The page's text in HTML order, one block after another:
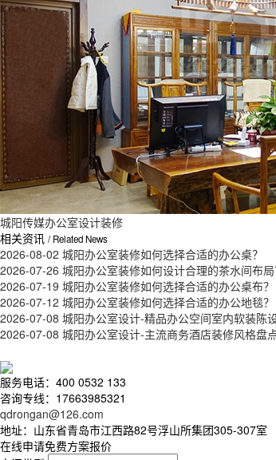
城阳传媒办公室设计装修
相关资讯 / Related News
2026-08-02 城阳办公室装修如何选择合适的办公桌？
2026-07-26 城阳办公室装修如何设计合理的茶水间布局
2026-07-19 城阳办公室装修如何选择合适的办公桌布？
2026-07-12 城阳办公室装修如何选择合适的办公地毯？
2026-07-08 城阳办公室设计-精品办公空间室内软装陈
2026-07-08 城阳办公室设计-主流商务酒店装修风格盘
服务电话：400 0532 133
咨询专线：17663985321
qdrongan@126.com
地址：山东省青岛市江西路82号浮山所集团305-307室
在线申请免费方案报价